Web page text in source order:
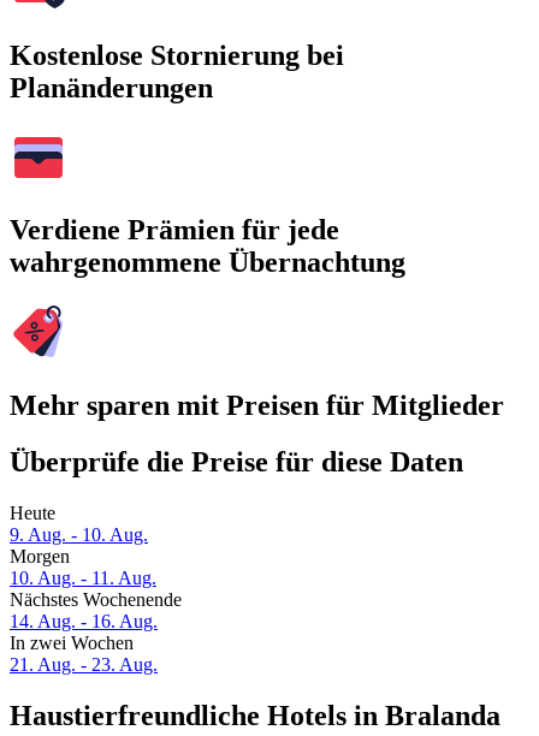
Kostenlose Stornierung bei
Planänderungen
Verdiene Prämien für jede
wahrgenommene Übernachtung
Mehr sparen mit Preisen für Mitglieder
Überprüfe die Preise für diese Daten
Heute
9. Aug. - 10. Aug.
Morgen
10. Aug. - 11. Aug.
Nächstes Wochenende
14. Aug. - 16. Aug.
In zwei Wochen
21. Aug. - 23. Aug.
Haustierfreundliche Hotels in Bralanda